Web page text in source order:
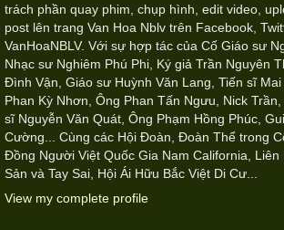
trách phần quay phim, chụp hình, edit video,
post lên trang Van Hoa Nblv trên Facebook,
VanHoaNBLV. Với sự hợp tác của Cố Giáo sư
Nhạc sư Nghiêm Phú Phi, Ký giả Trần Nguyên
Đình Vận, Giáo sư Huỳnh Văn Lang, Tiến sĩ
Phan Kỳ Nhơn, Ông Phan Tấn Ngưu, Nick
sĩ Nguyễn Văn Quát, Ông Phạm Hồng Phúc,
Cường... Cùng các Hội Đoàn, Đoàn Thể trong
Đồng Người Việt Quốc Gia Nam California, Liên
Sản và Tay Sai, Hội Ái Hữu Bắc Việt Di Cư...
View my complete profile